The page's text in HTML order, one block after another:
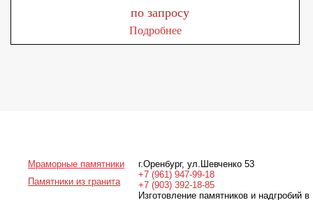
по запросу
Подробнее
Мраморные памятники
Памятники из гранита
г.Оренбург, ул.Шевченко 53
+7 (961) 947-99-18
+7 (903) 392-18-85
Изготовление памятников и надгробий в